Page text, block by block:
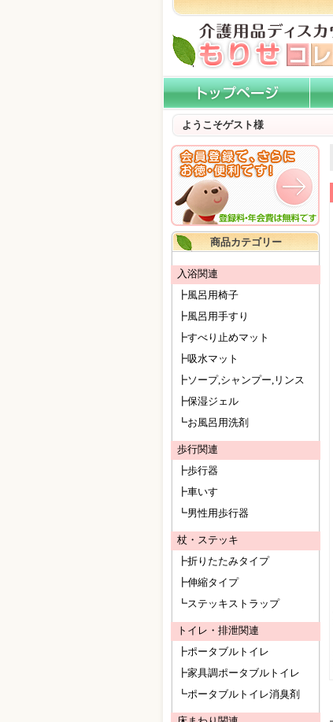
ようこそゲスト様
商品カテゴリー
入浴関連
┣風呂用椅子
┣風呂用手すり
┣すべり止めマット
┣吸水マット
┣ソープ,シャンプー,リンス
┣保湿ジェル
┗お風呂用洗剤
歩行関連
┣歩行器
┣車いす
┗男性用歩行器
杖・ステッキ
┣折りたたみタイプ
┣伸縮タイプ
┗ステッキストラップ
トイレ・排泄関連
┣ポータブルトイレ
┣家具調ポータブルトイレ
┗ポータブルトイレ消臭剤